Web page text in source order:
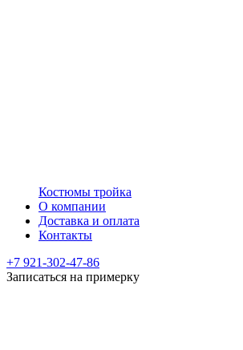
Костюмы тройка
О компании
Доставка и оплата
Контакты
+7 921-302-47-86
Записаться на примерку